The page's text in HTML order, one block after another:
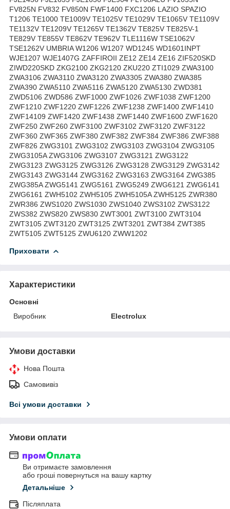
FV825N FV832 FV850N FWF1400 FXC1206 LAZIO SPAZIO
T1206 TE1000 TE1009V TE1025V TE1029V TE1065V TE1109V
TE1132V TE1209V TE1265V TE1362V TE825V TE825V-1
TE829V TE855V TE862V TE962V TLE1116W TSE1062V
TSE1262V UMBRIA W1206 W1207 WD1245 WD1601INPT
WJE1207 WJE1407G ZAFFIROII ZE12 ZE14 ZE16 ZIF520SKD
ZIWD220SKD ZKG2100 ZKG2120 ZKU220 ZTI1029 ZWA3100
ZWA3106 ZWA3110 ZWA3120 ZWA3305 ZWA380 ZWA385
ZWA390 ZWA5110 ZWA5116 ZWA5120 ZWA5130 ZWD381
ZWD5106 ZWD586 ZWF1000 ZWF1026 ZWF1038 ZWF1200
ZWF1210 ZWF1220 ZWF1226 ZWF1238 ZWF1400 ZWF1410
ZWF14109 ZWF1420 ZWF1438 ZWF1440 ZWF1600 ZWF1620
ZWF250 ZWF260 ZWF3100 ZWF3102 ZWF3120 ZWF3122
ZWF360 ZWF365 ZWF380 ZWF382 ZWF384 ZWF386 ZWF388
ZWF826 ZWG3101 ZWG3102 ZWG3103 ZWG3104 ZWG3105
ZWG3105A ZWG3106 ZWG3107 ZWG3121 ZWG3122
ZWG3123 ZWG3125 ZWG3126 ZWG3128 ZWG3129 ZWG3142
ZWG3143 ZWG3144 ZWG3162 ZWG3163 ZWG3164 ZWG385
ZWG385A ZWG5141 ZWG5161 ZWG5249 ZWG6121 ZWG6141
ZWG6161 ZWH5102 ZWH5105 ZWH5105A ZWH5125 ZWR380
ZWR386 ZWS1020 ZWS1030 ZWS1040 ZWS3102 ZWS3122
ZWS382 ZWS820 ZWS830 ZWT3001 ZWT3100 ZWT3104
ZWT3105 ZWT3120 ZWT3125 ZWT3201 ZWT384 ZWT385
ZWT5105 ZWT5125 ZWU6120 ZWW1202
Приховати
Характеристики
Основні
Виробник
Electrolux
Умови доставки
Нова Пошта
Самовивіз
Всі умови доставки
Умови оплати
Ви отримаєте замовлення
або гроші повернуться на вашу картку
Детальніше
Післяплата